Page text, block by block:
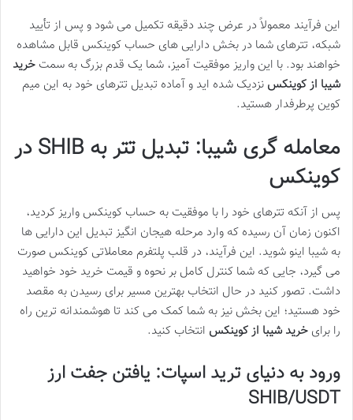
این فرآیند معمولاً در عرض چند دقیقه تکمیل می شود و پس از تأیید
شبکه، تترهای شما در بخش دارایی های حساب کوینکس قابل مشاهده
خواهند بود. با این واریز موفقیت آمیز، شما یک قدم بزرگ به سمت خرید
شیبا از کوینکس نزدیک شده اید و آماده تبدیل تترهای خود به این میم
کوین پرطرفدار هستید.
معامله گری شیبا: تبدیل تتر به SHIB در
کوینکس
پس از آنکه تترهای خود را با موفقیت به حساب کوینکس واریز کردید،
اکنون زمان آن رسیده که وارد مرحله هیجان انگیز تبدیل این دارایی ها
به شیبا اینو شوید. این فرآیند، در قلب پلتفرم معاملاتی کوینکس صورت
می گیرد، جایی که شما کنترل کامل بر نحوه و قیمت خرید خود خواهید
داشت. تصور کنید در حال انتخاب بهترین مسیر برای رسیدن به مقصد
خود هستید؛ این بخش نیز به شما کمک می کند تا هوشمندانه ترین راه
را برای خرید شیبا از کوینکس انتخاب کنید.
ورود به دنیای ترید اسپات: یافتن جفت ارز
SHIB/USDT